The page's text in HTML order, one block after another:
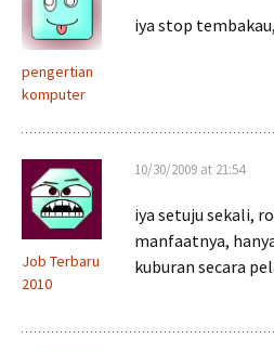
pengertian
komputer
iya stop
Job Terbaru
2010
10/30/2009 at 21:54
iya setuju sekali,
manfaatnya,
kuburan secara